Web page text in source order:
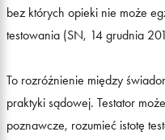
bez których opieki nie może
testowania (SN, 14 grudnia
To rozróżnienie między
praktyki sądowej. Testator
poznawcze, rozumieć istotę